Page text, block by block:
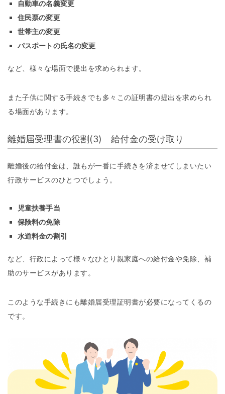
自動車の名義変更
住民票の変更
世帯主の変更
パスポートの氏名の変更
など、様々な場面で提出を求められます。
また子供に関する手続きでも多々この証明書の提出を求められ
る場面があります。
離婚届受理書の役割(3) 給付金の受け取り
離婚後の給付金は、誰もが一番に手続きを済ませてしまいたい
行政サービスのひとつでしょう。
児童扶養手当
保険料の免除
水道料金の割引
など、行政によって様々なひとり親家庭への給付金や免除、補
助のサービスがあります。
このような手続きにも離婚届受理証明書が必要になってくるの
です。